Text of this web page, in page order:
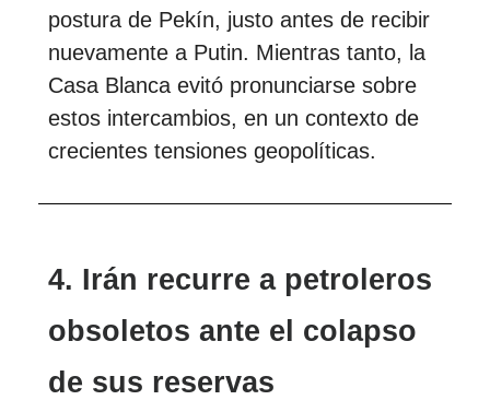
postura de Pekín, justo antes de recibir
nuevamente a Putin. Mientras tanto, la
Casa Blanca evitó pronunciarse sobre
estos intercambios, en un contexto de
crecientes tensiones geopolíticas.
4. Irán recurre a petroleros
obsoletos ante el colapso
de sus reservas